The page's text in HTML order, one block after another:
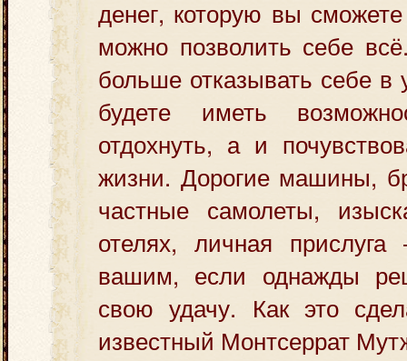
денег, которую вы
можно позволить себе
больше отказывать себе в
будете иметь
отдохнуть, а и
жизни. Дорогие машины,
частные самолеты,
отелях, личная
вашим, если однажды
свою удачу. Как это
известный Монтсеррат